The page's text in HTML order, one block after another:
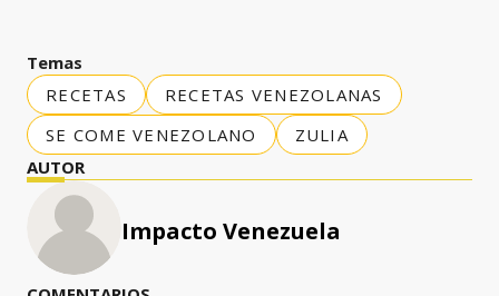
Temas
RECETAS
RECETAS VENEZOLANAS
SE COME VENEZOLANO
ZULIA
AUTOR
Impacto Venezuela